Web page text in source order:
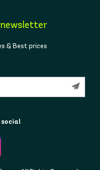
& Best prices
social